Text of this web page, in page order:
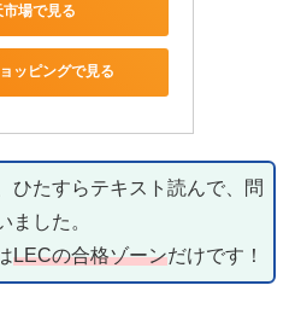
市場で見る
ッピングで見る
ひたすらテキスト読んで、問
ました。
LECの合格ゾーンだけです！